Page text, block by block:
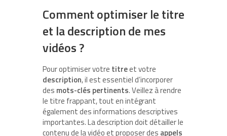
Comment optimiser le titre
et la description de mes
vidéos ?
Pour optimiser votre titreet votre
description, il est essentiel d’incorporer
des mots-clés pertinents. Veillez à rendre
le titre frappant, tout en intégrant
également des informations descriptives
importantes. La description doit détailler le
contenu de la vidéo et proposer des appels